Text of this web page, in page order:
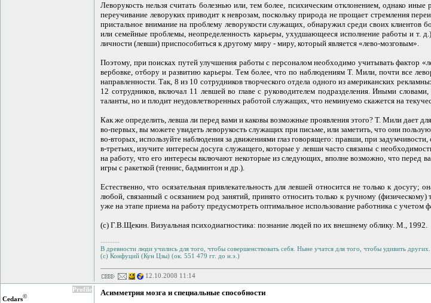
Леворукость нельзя считать болезнью или, тем более, психическим отклонением, однако
переучивание леворуких приводит к неврозам, поскольку природа не прощает стремления
пристальное внимание на проблему леворукости служащих, обнаружил среди своих
или семейные проблемы, неопределенность карьеры, ухудшающееся исполнение работы и т.
личности (левши) приспособиться к другому миру - миру, который является «лево-мозговым».
Поэтому, при поисках путей улучшения работы с персоналом необходимо учитывать фактор
вербовке, отбору и развитию карьеры. Тем более, что по наблюдениям Т. Мили, почти все
направленности. Так, 8 из 10 сотрудников творческого отдела одного из американских
12 сотрудников, включал 11 левшей во главе с руководителем подразделения. Иными
таланты, но и плодит неудовлетворенных работой служащих, что неминуемо скажется на
Как же определить, левша ли перед вами и каковы возможные проявления этого? Т. Мили дает
во-первых, вы можете увидеть леворукость служащих при письме, или заметить, что они
во-вторых, используйте наблюдения за движениями глаз говорящего: правши, при
в-третьих, изучите интересы досуга служащего, которые у левши часто связаны с
на работу, что его интересы включают некоторые из следующих, вполне возможно, что перед
игры с ракеткой (теннис, бадминтон и др.).
Естественно, что осязательная привлекательность для левшей относится не только к
любой, связанный с осязанием род занятий, принято относить только к ручному
уже на этапе приема на работу предусмотреть оптимальное использование работника с учетом
(c) Г.В.Щекин. Визуальная психодиагностика: познание людей по их внешнему облику. М., 1992.
--------
В древности люди учились для того, чтобы совершенствовать себя. Ныне учатся для того, чтобы удивить других.
(с) Конфуций (Кун Цзы) (ок. 551 479 гг. до н.э.)
12.10.2008 11:14
Profile
Cedars© Асимметрия мозга и специальные способности